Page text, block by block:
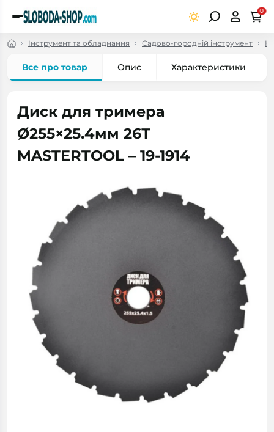
0
Інструмент та обладнання Садово-городній інструмент
Все про товар Опис Характеристики
Диск для тримера
Ø255×25.4мм 26Т
MASTERTOOL – 19-1914